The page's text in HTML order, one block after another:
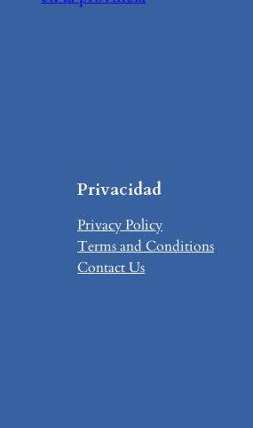
Privacidad
Privacy Policy
Terms and Conditions
Contact Us